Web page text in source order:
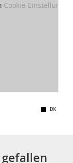
Cookie-Einstellungen
DK